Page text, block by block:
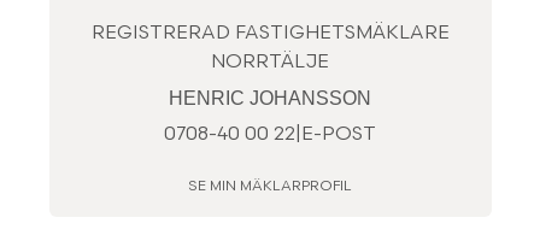
REGISTRERAD FASTIGHETSMÄKLARE
NORRTÄLJE
HENRIC JOHANSSON
0708-40 00 22 E-POST
SE MIN MÄKLARPROFIL